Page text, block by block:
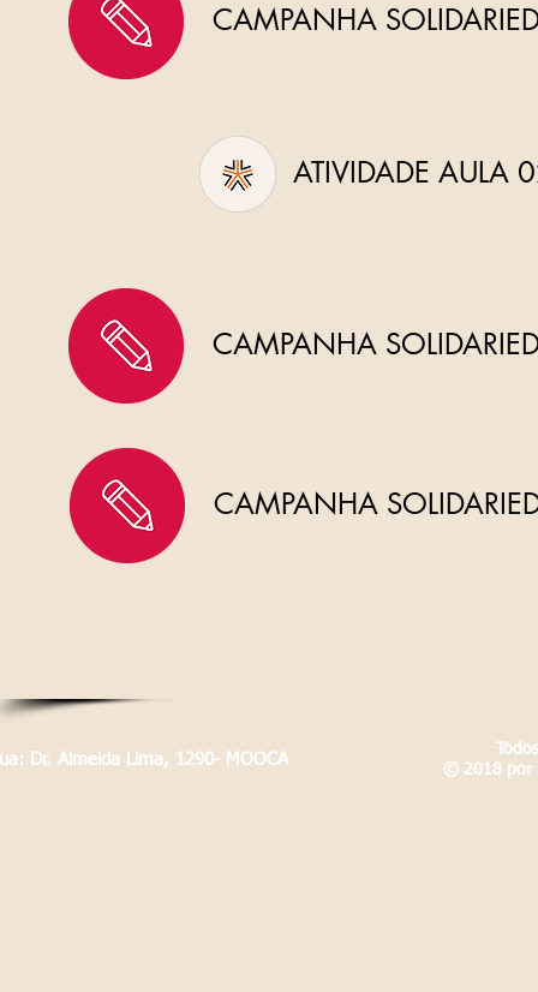
CAMPANHA
ATIVIDADE AULA
CAMPANHA
CAMPANHA
Dr. Almeida Lima, 1290- MOOCA
© 2018 por